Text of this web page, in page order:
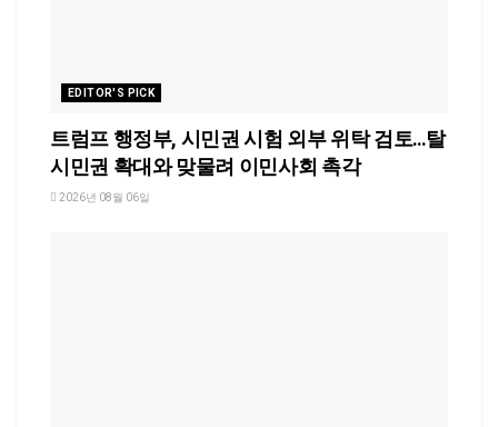
EDITOR'S PICK
트럼프 행정부, 시민권 시험 외부 위탁 검토…탈
시민권 확대와 맞물려 이민사회 촉각
2026년 08월 06일